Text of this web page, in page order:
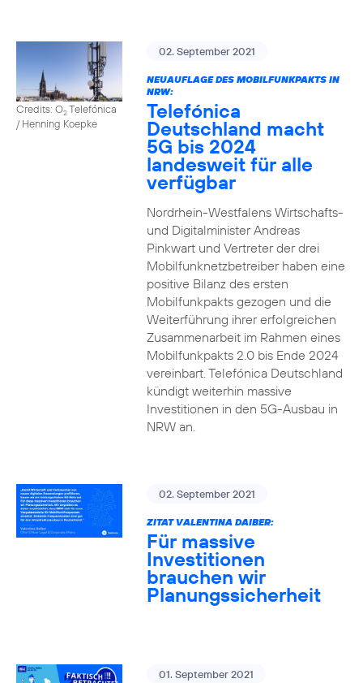
Credits: O2Telefónica
/ Henning Koepke
02. September 2021
NEUAUFLAGE DES MOBILFUNKPAKTS IN
NRW:
Telefónica
Deutschland macht
5G bis 2024
landesweit für alle
verfügbar
Nordrhein-Westfalens Wirtschafts-
und Digitalminister Andreas
Pinkwart und Vertreter der drei
Mobilfunknetzbetreiber haben eine
positive Bilanz des ersten
Mobilfunkpakts gezogen und die
Weiterführung ihrer erfolgreichen
Zusammenarbeit im Rahmen eines
Mobilfunkpakts 2.0 bis Ende 2024
vereinbart. Telefónica Deutschland
kündigt weiterhin massive
Investitionen in den 5G-Ausbau in
NRW an.
02. September 2021
ZITAT VALENTINA DAIBER:
Für massive
Investitionen
brauchen wir
Planungssicherheit
01. September 2021